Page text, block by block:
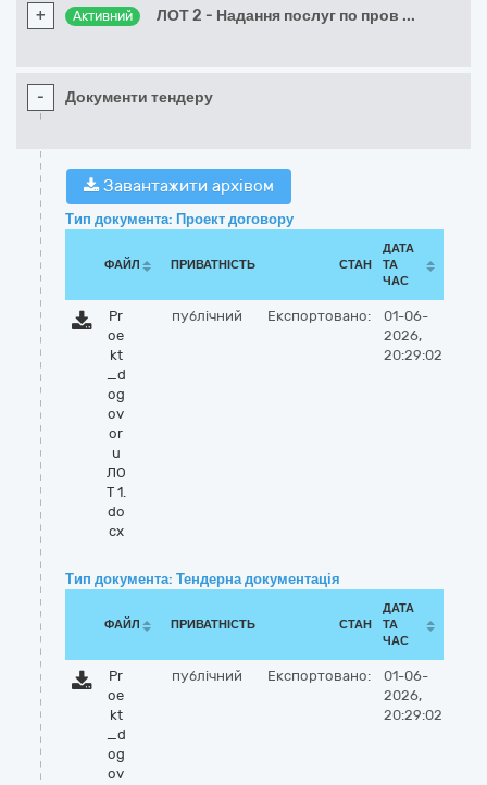
+ Активний ЛОТ 2 - Надання послуг по пров ...
- Документи тендеру
Завантажити архівом
Тип документа: Проект договору
ФАЙЛ ПРИВАТНІСТЬ СТАН
ДАТА
ТА
ЧАС
Pr
oe
kt
_d
og
ov
or
u
ЛО
Т 1.
do
cx
публічний Експортовано:
01-06-
2026,
20:29:02
Тип документа: Тендерна документація
ФАЙЛ ПРИВАТНІСТЬ СТАН
ДАТА
ТА
ЧАС
Pr
oe
kt
_d
og
ov
публічний Експортовано:
01-06-
2026,
20:29:02